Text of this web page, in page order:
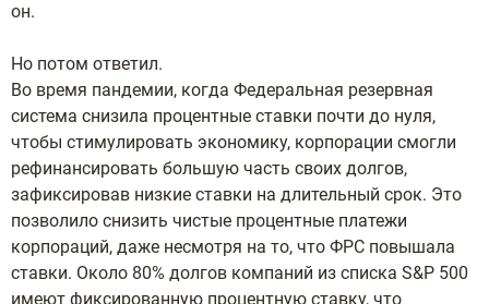
он.
Но потом ответил.
Во время пандемии, когда Федеральная резервная
система снизила процентные ставки почти до нуля,
чтобы стимулировать экономику, корпорации смогли
рефинансировать большую часть своих долгов,
зафиксировав низкие ставки на длительный срок. Это
позволило снизить чистые процентные платежи
корпораций, даже несмотря на то, что ФРС повышала
ставки. Около 80% долгов компаний из списка S&P 500
имеют фиксированную процентную ставку, что